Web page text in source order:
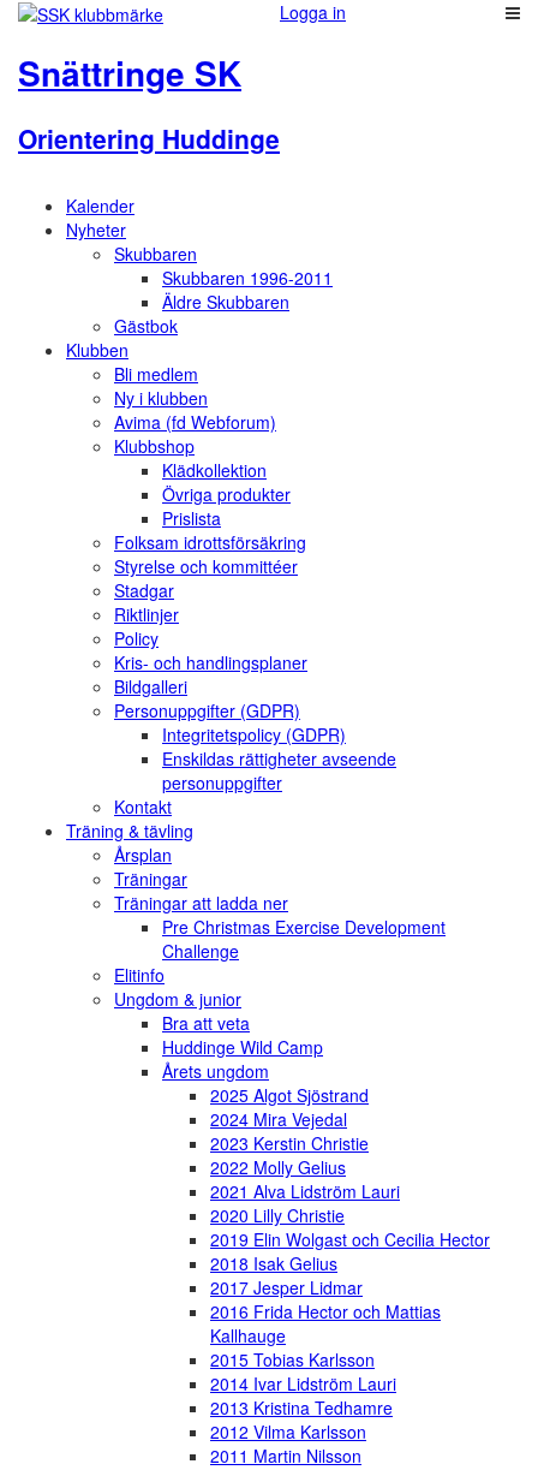
Logga in
Snättringe SK
Orientering Huddinge
Kalender
Nyheter
Skubbaren
Skubbaren 1996-2011
Äldre Skubbaren
Gästbok
Klubben
Bli medlem
Ny i klubben
Avima (fd Webforum)
Klubbshop
Klädkollektion
Övriga produkter
Prislista
Folksam idrottsförsäkring
Styrelse och kommittéer
Stadgar
Riktlinjer
Policy
Kris- och handlingsplaner
Bildgalleri
Personuppgifter (GDPR)
Integritetspolicy (GDPR)
Enskildas rättigheter avseende
personuppgifter
Kontakt
Träning & tävling
Årsplan
Träningar
Träningar att ladda ner
Pre Christmas Exercise Development
Challenge
Elitinfo
Ungdom & junior
Bra att veta
Huddinge Wild Camp
Årets ungdom
2025 Algot Sjöstrand
2024 Mira Vejedal
2023 Kerstin Christie
2022 Molly Gelius
2021 Alva Lidström Lauri
2020 Lilly Christie
2019 Elin Wolgast och Cecilia Hector
2018 Isak Gelius
2017 Jesper Lidmar
2016 Frida Hector och Mattias
Kallhauge
2015 Tobias Karlsson
2014 Ivar Lidström Lauri
2013 Kristina Tedhamre
2012 Vilma Karlsson
2011 Martin Nilsson